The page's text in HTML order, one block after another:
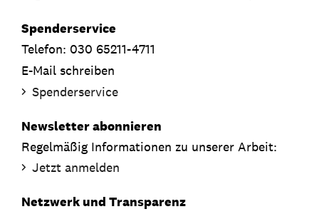
Spenderservice
Telefon: 030 65211-4711
E-Mail schreiben
Spenderservice
Newsletter abonnieren
Regelmäßig Informationen zu unserer Arbeit:
Jetzt anmelden
Netzwerk und Transparenz